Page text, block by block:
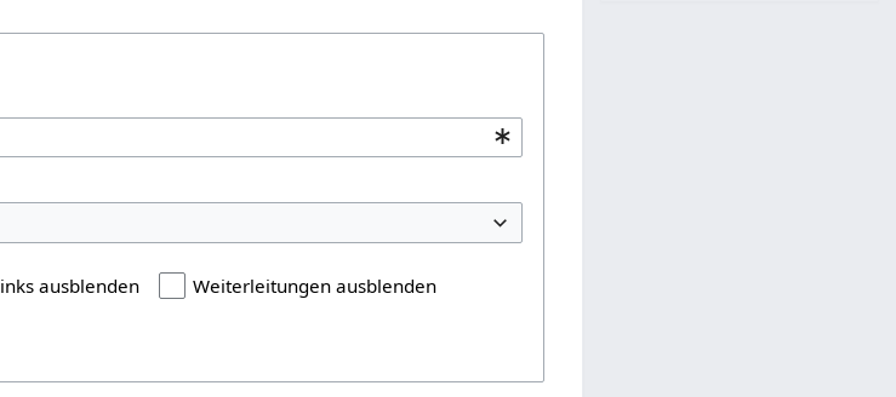
ausblenden Weiterleitungen ausblenden